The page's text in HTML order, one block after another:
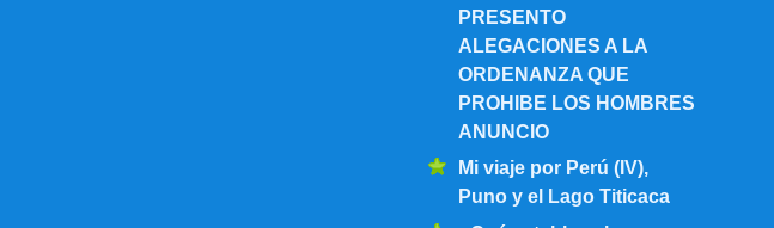
PRESENTO
ALEGACIONES A LA
ORDENANZA QUE
PROHIBE LOS HOMBRES
ANUNCIO
Mi viaje por Perú (IV),
Puno y el Lago Titicaca